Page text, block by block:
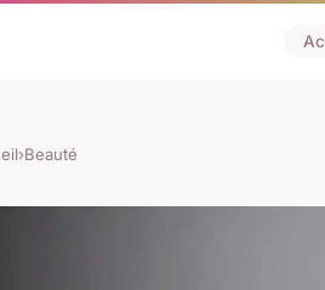
›Beauté